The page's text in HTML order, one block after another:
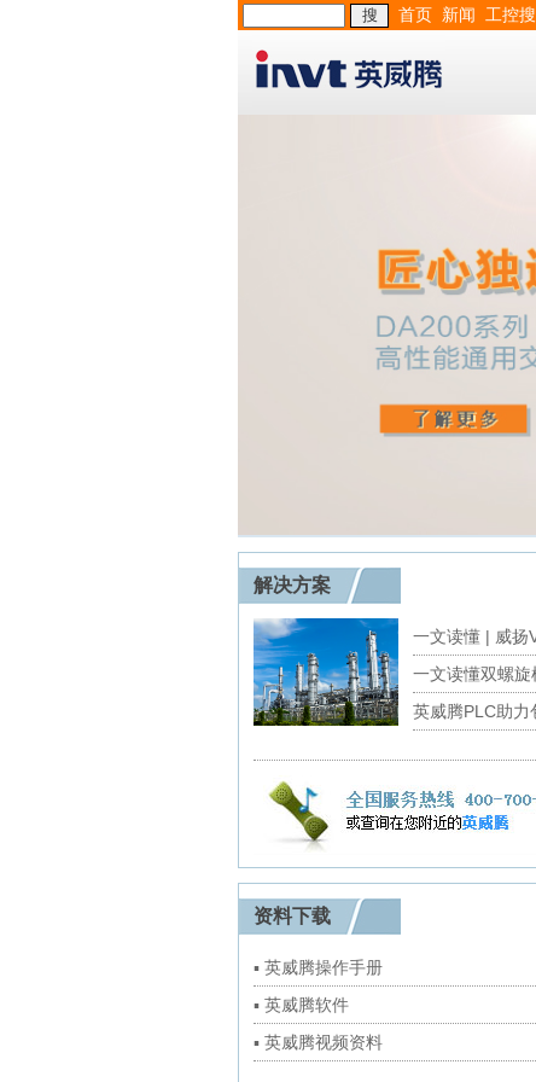
首页 新闻 工控搜
解决方案
资料下载
▪ 英威腾操作手册
▪ 英威腾软件
▪ 英威腾视频资料